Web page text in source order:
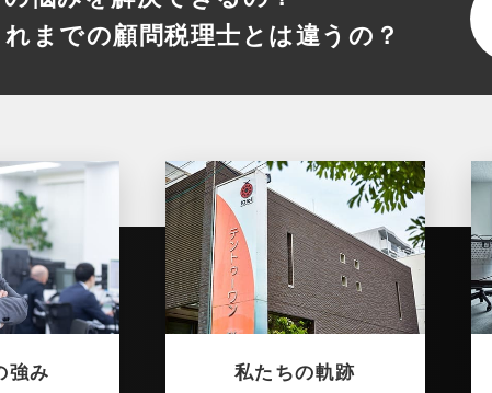
までの顧問税理士とは違うの？
強み 私たちの軌跡